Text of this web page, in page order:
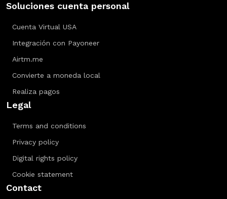
Soluciones cuenta personal
Cuenta Virtual USA
Integración con Payoneer
Airtm.me
Convierte a moneda local
Realiza pagos
Legal
Terms and conditions
Privacy policy
Digital rights policy
Cookie statement
Contact